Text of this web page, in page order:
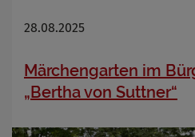
28.08.2025
Märchengarten im
„Bertha von Suttner“